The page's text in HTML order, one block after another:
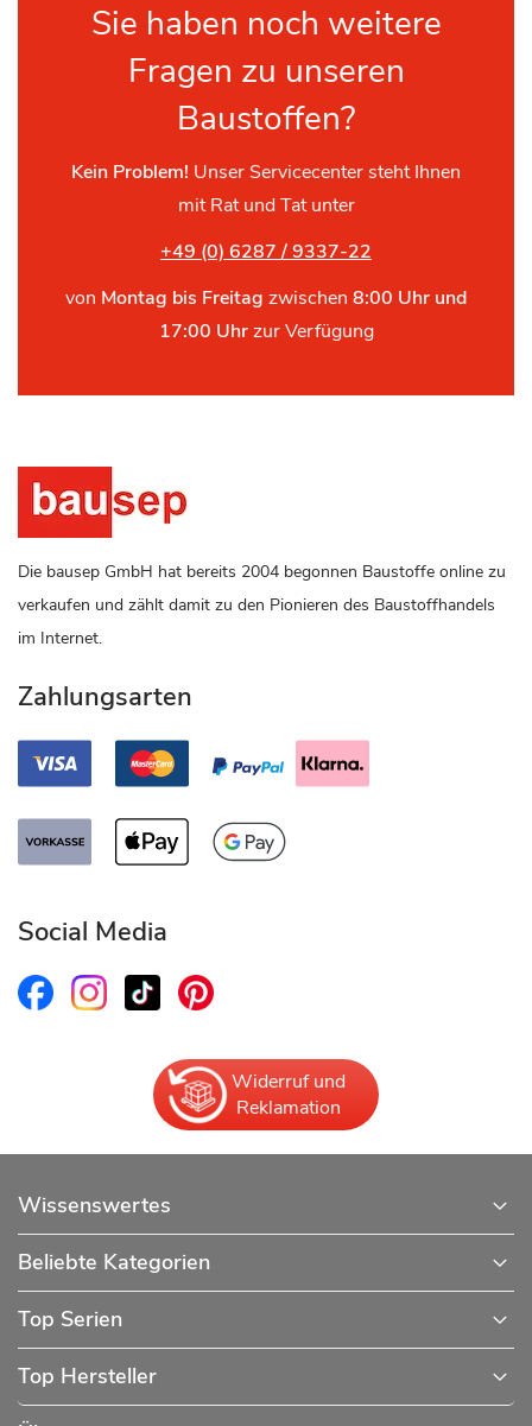
Sie haben noch weitere
Fragen zu unseren
Baustoffen?
Kein Problem! Unser Servicecenter steht Ihnen
mit Rat und Tat unter
+49 (0) 6287 / 9337-22
von Montag bis Freitag zwischen 8:00 Uhr und
17:00 Uhrzur Verfügung
Die bausep GmbH hat bereits 2004 begonnen Baustoffe online zu
verkaufen und zählt damit zu den Pionieren des Baustoffhandels
im Internet.
Zahlungsarten
Social Media
Widerruf und
Reklamation
Wissenswertes
Beliebte Kategorien
Top Serien
Top Hersteller